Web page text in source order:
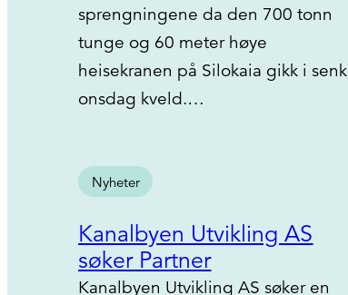
sprengningene da den 700 tonn
tunge og 60 meter høye
heisekranen på Silokaia gikk i senk
onsdag kveld.…
Nyheter
Kanalbyen Utvikling AS
søker Partner
Kanalbyen Utvikling AS søker en